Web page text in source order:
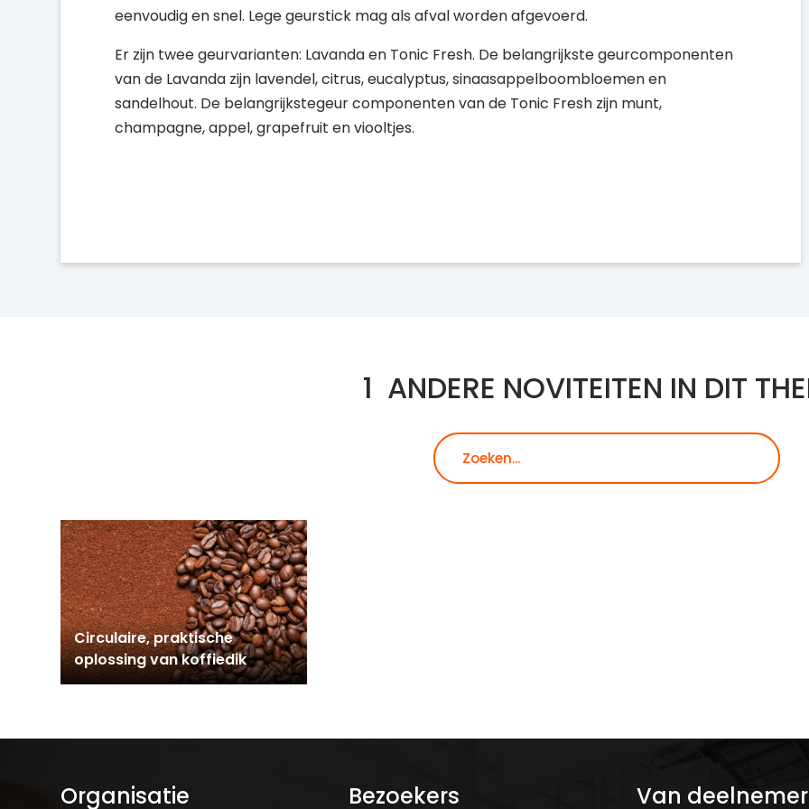
eenvoudig en snel. Lege geurstick mag als afval worden afgevoerd.
Er zijn twee geurvarianten: Lavanda en Tonic Fresh. De belangrijkste geurcomponenten
van de Lavanda zijn lavendel, citrus, eucalyptus, sinaasappelboombloemen en
sandelhout. De belangrijkstegeur componenten van de Tonic Fresh zijn munt,
champagne, appel, grapefruit en viooltjes.
1 ANDERE NOVITEITEN IN DIT
Circulaire, praktische
oplossing van koffiedik
Organisatie Bezoekers Van